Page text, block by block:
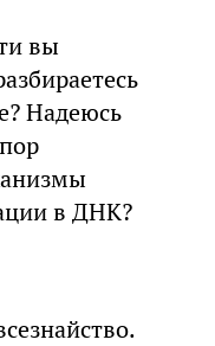
вы
Надеюсь
в ДНК?